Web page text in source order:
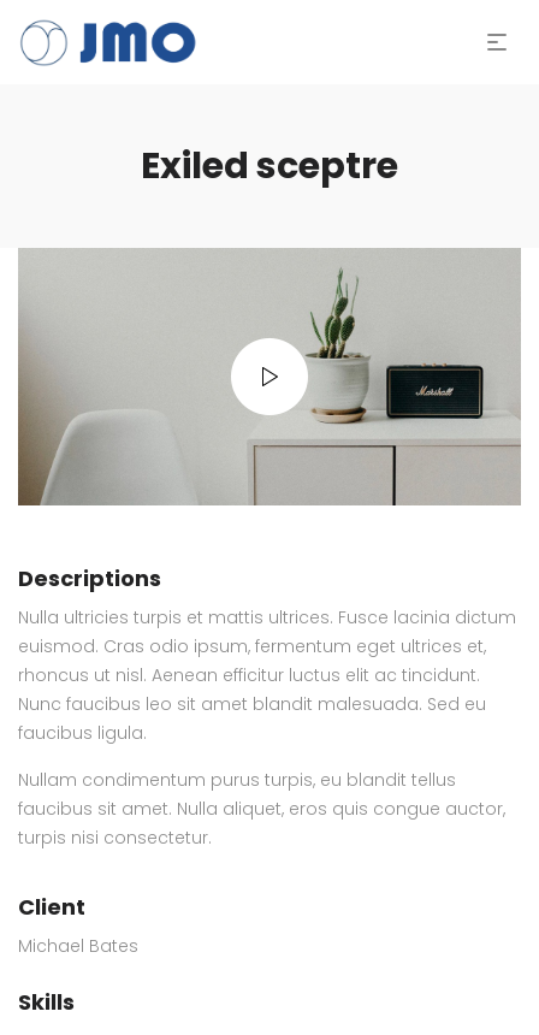
Exiled sceptre
Descriptions
Nulla ultricies turpis et mattis ultrices. Fusce lacinia dictum
euismod. Cras odio ipsum, fermentum eget ultrices et,
rhoncus ut nisl. Aenean efficitur luctus elit ac tincidunt.
Nunc faucibus leo sit amet blandit malesuada. Sed eu
faucibus ligula.
Nullam condimentum purus turpis, eu blandit tellus
faucibus sit amet. Nulla aliquet, eros quis congue auctor,
turpis nisi consectetur.
Client
Michael Bates
Skills